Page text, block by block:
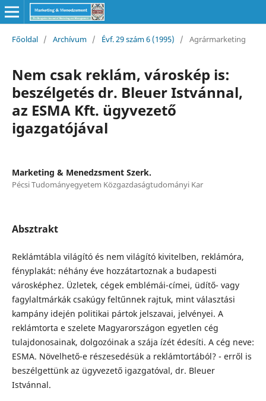
Főoldal / Archívum / Évf. 29 szám 6 (1995) / Agrármarketing
Nem csak reklám, városkép is:
beszélgetés dr. Bleuer Istvánnal,
az ESMA Kft. ügyvezető
igazgatójával
Marketing & Menedzsment Szerk.
Pécsi Tudományegyetem Közgazdaságtudományi Kar
Absztrakt
Reklámtábla világító és nem világító kivitelben, reklámóra,
fényplakát: néhány éve hozzátartoznak a budapesti
városképhez. Üzletek, cégek emblémái-címei, üdítő- vagy
fagylaltmárkák csakúgy feltűnnek rajtuk, mint választási
kampány idején politikai pártok jelszavai, jelvényei. A
reklámtorta e szelete Magyarországon egyetlen cég
tulajdonosainak, dolgozóinak a szája ízét édesíti. A cég neve:
ESMA. Növelhető-e részesedésük a reklámtortából? - erről is
beszélgettünk az ügyvezető igazgatóval, dr. Bleuer
Istvánnal.